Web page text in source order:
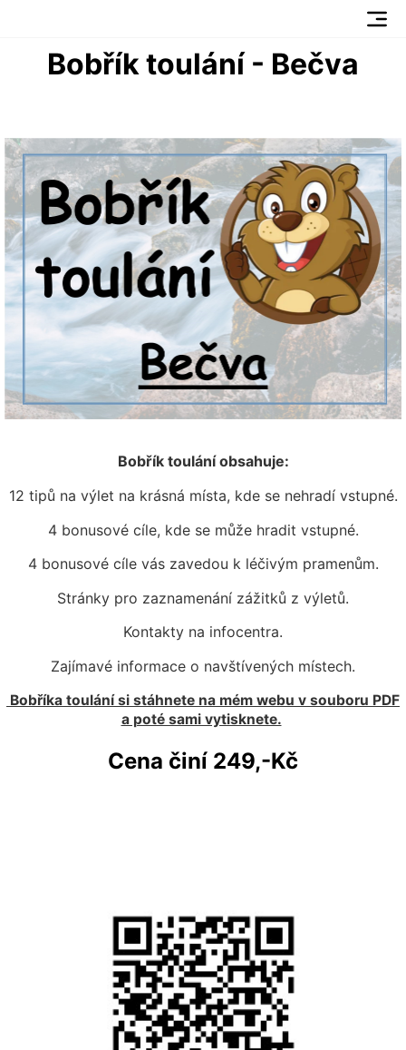
Bobřík toulání - Bečva
Bobřík toulání obsahuje:
12 tipů na výlet na krásná místa, kde se nehradí vstupné.
4 bonusové cíle, kde se může hradit vstupné.
4 bonusové cíle vás zavedou k léčivým pramenům.
Stránky pro zaznamenání zážitků z výletů.
Kontakty na infocentra.
Zajímavé informace o navštívených místech.
Bobříka toulání si stáhnete na mém webu v souboru PDF
a poté sami vytisknete.
Cena činí 249,-Kč